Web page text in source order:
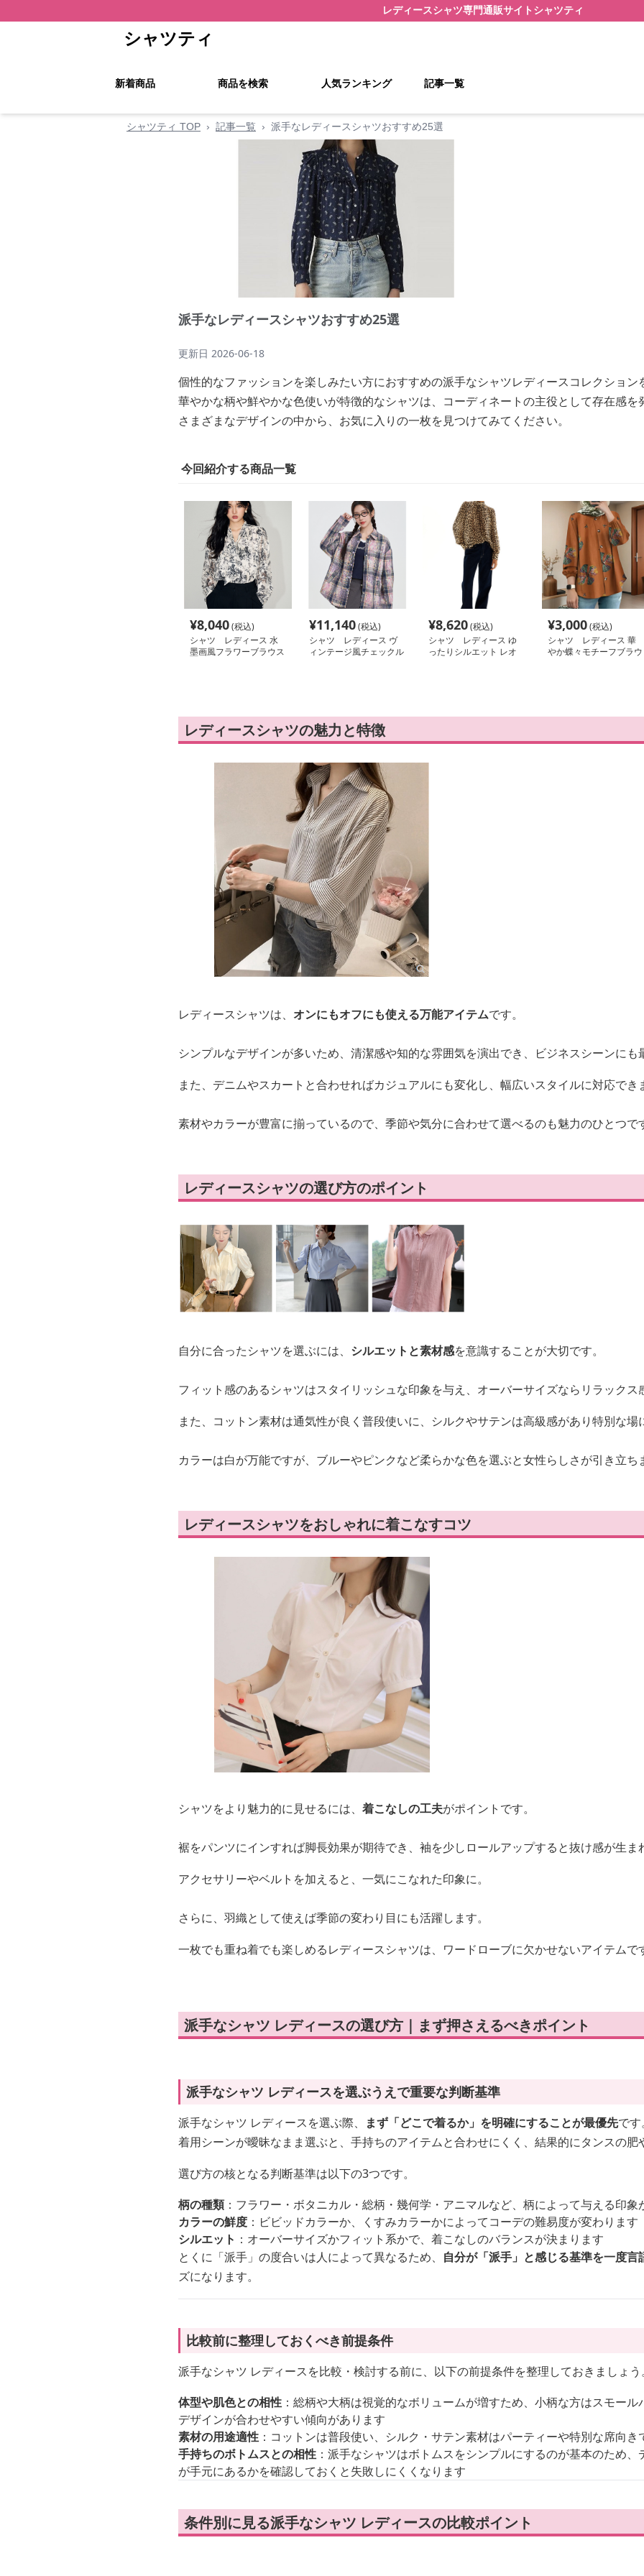
レディースシャツ専門通販サイト シャツティ
シャツティ
新着商品 商品を検索 人気ランキング 記事一覧
シャツティ TOP › 記事一覧 › 派手なレディースシャツおすすめ25選
派手なレディースシャツおすすめ25選
更新日 2026-06-18
個性的なファッションを楽しみたい方におすすめの派手なシャツレディースコレクション
華やかな柄や鮮やかな色使いが特徴的なシャツは、コーディネートの主役として存在感を
さまざまなデザインの中から、お気に入りの一枚を見つけてみてください。
今回紹介する商品一覧
¥8,040(税込)
シャツ レディース 水
墨画風フラワーブラウス
¥11,140(税込)
シャツ レディース ヴ
ィンテージ風チェックル
¥8,620(税込)
シャツ レディース ゆ
ったりシルエット レオ
¥3,000(税込)
シャツ レディース 華
やか蝶々モチーフブラウ
レディースシャツの魅力と特徴
レディースシャツは、 オンにもオフにも使える万能アイテムです。
シンプルなデザインが多いため、清潔感や知的な雰囲気を演出でき、ビジネスシーンにも
また、デニムやスカートと合わせればカジュアルにも変化し、幅広いスタイルに対応でき
素材やカラーが豊富に揃っているので、季節や気分に合わせて選べるのも魅力のひとつで
レディースシャツの選び方のポイント
自分に合ったシャツを選ぶには、 シルエットと素材感を意識することが大切です。
フィット感のあるシャツはスタイリッシュな印象を与え、オーバーサイズならリラックス
また、コットン素材は通気性が良く普段使いに、シルクやサテンは高級感があり特別な場
カラーは白が万能ですが、ブルーやピンクなど柔らかな色を選ぶと女性らしさが引き立ち
レディースシャツをおしゃれに着こなすコツ
シャツをより魅力的に見せるには、 着こなしの工夫がポイントです。
裾をパンツにインすれば脚長効果が期待でき、袖を少しロールアップすると抜け感が生ま
アクセサリーやベルトを加えると、一気にこなれた印象に。
さらに、羽織として使えば季節の変わり目にも活躍します。
一枚でも重ね着でも楽しめるレディースシャツは、ワードローブに欠かせないアイテムで
派手なシャツ レディースの選び方｜まず押さえるべきポイント
派手なシャツ レディースを選ぶうえで重要な判断基準
派手なシャツ レディースを選ぶ際、 まず「どこで着るか」を明確にすることが最優先です
着用シーンが曖昧なまま選ぶと、手持ちのアイテムと合わせにくく、結果的にタンスの
選び方の核となる判断基準は以下の3つです。
柄の種類：フラワー・ボタニカル・総柄・幾何学・アニマルなど、柄によって与える印象
カラーの鮮度 ：ビビッドカラーか、くすみカラーかによってコーデの難易度が変わります
シルエット ：オーバーサイズかフィット系かで、着こなしのバランスが決まります
とくに「派手」の度合いは人によって異なるため、 自分が「派手」と感じる基準を一度言
ズになります。
比較前に整理しておくべき前提条件
派手なシャツ レディースを比較・検討する前に、以下の前提条件を整理しておきましょう
体型や肌色との相性 ：総柄や大柄は視覚的なボリュームが増すため、小柄な方はスモー
デザインが合わせやすい傾向があります
素材の用途適性 ：コットンは普段使い、シルク・サテン素材はパーティーや特別な席向き
手持ちのボトムスとの相性 ：派手なシャツはボトムスをシンプルにするのが基本のため
が手元にあるかを確認しておくと失敗しにくくなります
条件別に見る派手なシャツ レディースの比較ポイント